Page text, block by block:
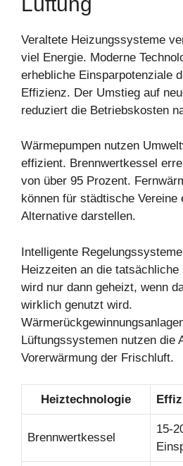
Veraltete Heizungssysteme
viel Energie. Moderne
erhebliche Einsparpotenziale
Effizienz. Der Umstieg auf
reduziert die Betriebskosten
Wärmepumpen nutzen
effizient. Brennwertkessel
von über 95 Prozent.
können für städtische Vereine
Alternative darstellen.
Intelligente
Heizzeiten an die
wird nur dann geheizt, wenn
wirklich genutzt wird.
Lüftungssystemen nutzen die
Vorerwärmung der Frischluft.
Heiztechnologie
Brennwertkessel
15-